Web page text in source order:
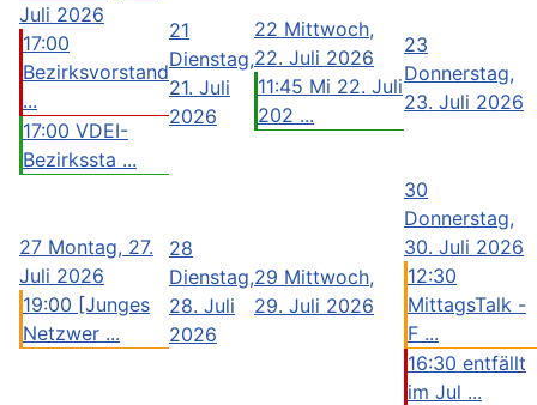
Juli 2026
17:00
Bezirksvorstand
...
17:00 VDEI-
Bezirkssta ...
21
Dienstag,
21. Juli
2026
22 Mittwoch,
22. Juli 2026
11:45 Mi 22. Juli
202 ...
23
Donnerstag,
23. Juli 2026
27 Montag, 27.
Juli 2026
19:00 [Junges
Netzwer ...
28
Dienstag,
28. Juli
2026
29 Mittwoch,
29. Juli 2026
30
Donnerstag,
30. Juli 2026
12:30
MittagsTalk -
F ...
16:30 entfällt
im Jul ...